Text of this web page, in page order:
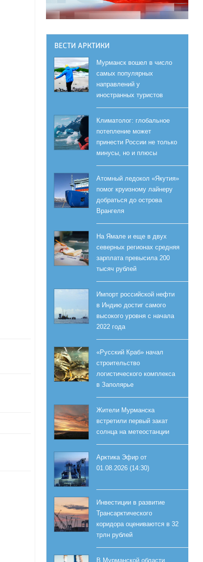
ВЕСТИ АРКТИКИ
Мурманск вошел в число
самых популярных
направлений у
иностранных туристов
Климатолог: глобальное
потепление может
принести России не только
минусы, но и плюсы
Атомный ледокол «Якутия»
помог круизному лайнеру
добраться до острова
Врангеля
На Ямале и еще в двух
северных регионах средняя
зарплата превысила 200
тысяч рублей
Импорт российской нефти
в Индию достиг самого
высокого уровня с начала
2022 года
«Русский Краб» начал
строительство
логистического комплекса
в Заполярье
Жители Мурманска
встретили первый закат
солнца на метеостанции
Арктика Эфир от
01.08.2026 (14:30)
Инвестиции в развитие
Трансарктического
коридора оцениваются в 32
трлн рублей
В Мурманской области